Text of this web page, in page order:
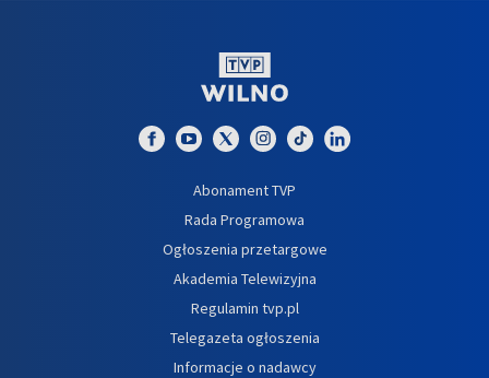
Abonament TVP
Rada Programowa
Ogłoszenia przetargowe
Akademia Telewizyjna
Regulamin tvp.pl
Telegazeta ogłoszenia
Informacje o nadawcy